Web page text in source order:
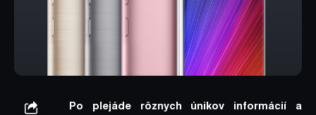
Po plejáde rôznych únikov informácií a